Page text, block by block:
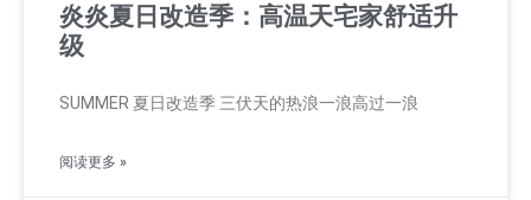
炎炎夏日改造季：高温天宅家舒适升
级
SUMMER 夏日改造季 三伏天的热浪一浪高过一浪
阅读更多 »